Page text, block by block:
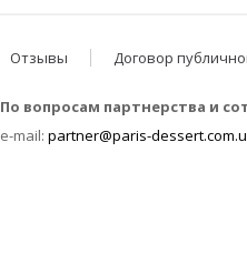
Отзывы Договор
По вопросам партнерства и
e-mail: partner@paris-